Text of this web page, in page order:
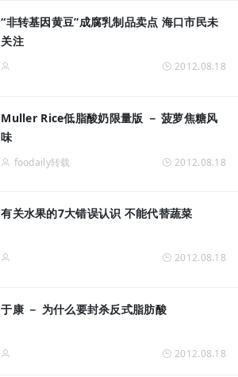
“非转基因黄豆”成腐乳制品卖点 海口市民未
关注
2012.08.18
Muller Rice低脂酸奶限量版 － 菠萝焦糖风
味
foodaily转载 2012.08.18
有关水果的7大错误认识 不能代替蔬菜
2012.08.18
于康 － 为什么要封杀反式脂肪酸
2012.08.18